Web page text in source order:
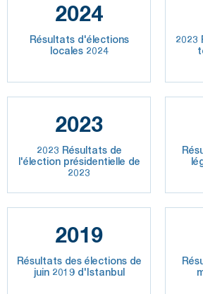
2024
Résultats d'élections
locales 2024
2023
2023
2023 Résultats de
l'élection présidentielle de
2023
2019
Résultats des élections de
juin 2019 d'Istanbul